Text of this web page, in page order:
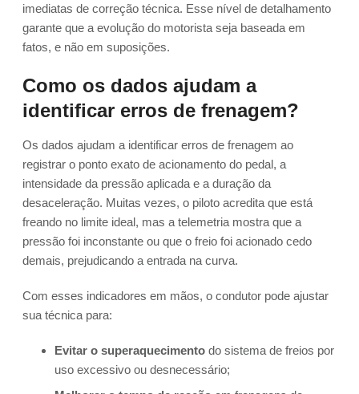
imediatas de correção técnica. Esse nível de detalhamento
garante que a evolução do motorista seja baseada em
fatos, e não em suposições.
Como os dados ajudam a
identificar erros de frenagem?
Os dados ajudam a identificar erros de frenagem ao
registrar o ponto exato de acionamento do pedal, a
intensidade da pressão aplicada e a duração da
desaceleração. Muitas vezes, o piloto acredita que está
freando no limite ideal, mas a telemetria mostra que a
pressão foi inconstante ou que o freio foi acionado cedo
demais, prejudicando a entrada na curva.
Com esses indicadores em mãos, o condutor pode ajustar
sua técnica para:
Evitar o superaquecimento do sistema de freios por
uso excessivo ou desnecessário;